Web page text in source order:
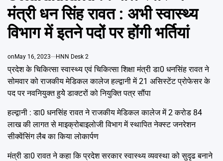
मंत्री धन सिंह रावत : अभी स्वास्थ्य
विभाग में इतने पदों पर होंगी भर्तियां
onMay 16, 2023 HNN Desk 2
प्रदेश के चिकित्सा स्वास्थ्य एवं चिकित्सा शिक्षा मंत्री डा0 धनसिंह रावत ने
सोमवार को राजकीय मेडिकल कालेज हल्द्वानी में 21 असिस्टेंट प्रोफेसर के
पद पर नवनियुक्त हुयेे डाक्टरों को नियुक्ति पत्र सौंपा
हल्द्वानी : डा0 धनसिंह रावत ने राजकीय मेडिकल कालेज में 2 करोड 84
लाख की लागत से माइक्रोबाइलोजी विभाग में स्थापित नेक्स्ट जनरेशन
सीक्वेंसिंग लैब का किया लोकार्पण
मंत्री डा0 रावत ने कहा कि प्रदेश सरकार स्वास्थ्य व्यवस्था को सुदृढ बनाने